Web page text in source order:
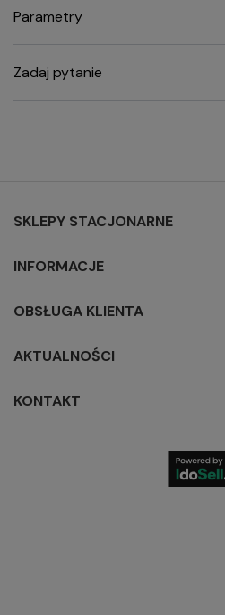
Parametry
Zadaj pytanie
SKLEPY STACJONARNE
INFORMACJE
OBSŁUGA KLIENTA
AKTUALNOŚCI
KONTAKT